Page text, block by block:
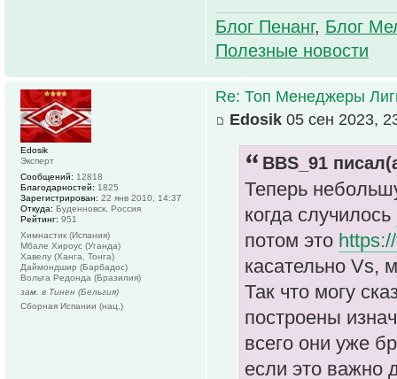
Блог Пенанг, Блог
Полезные новости
Re: Топ Менеджеры
Edosik 05 сен 2023,
BBS_91
Теперь
когда случилось
потом это
касательно Vs,
Так что могу
построены
всего они уже
если это важно
Edosik
Эксперт
Сообщений: 12818
Благодарностей: 1825
Зарегистрирован: 22 янв 2010, 14:37
Откуда: Буденновск, Россия
Рейтинг: 951
Химнастик (Испания)
Мбале Хироус (Уганда)
Хавелу (Ханга, Тонга)
Даймондшир (Барбадос)
Вольта Редонда (Бразилия)
зам. в Тинен (Бельгия)
Сборная Испании (нац.)